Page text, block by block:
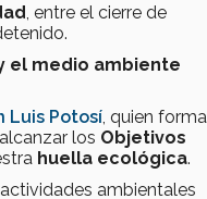
, entre el cierre de
el medio ambiente
Luis Potosí , quien forma
los Objetivos
huella ecológica.
ambientales